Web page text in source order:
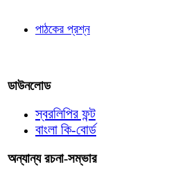
পাঠকের প্রশ্ন
ডাউনলোড
স্বরলিপির ফন্ট
বাংলা কি-বোর্ড
অন্যান্য রচনা-সম্ভার